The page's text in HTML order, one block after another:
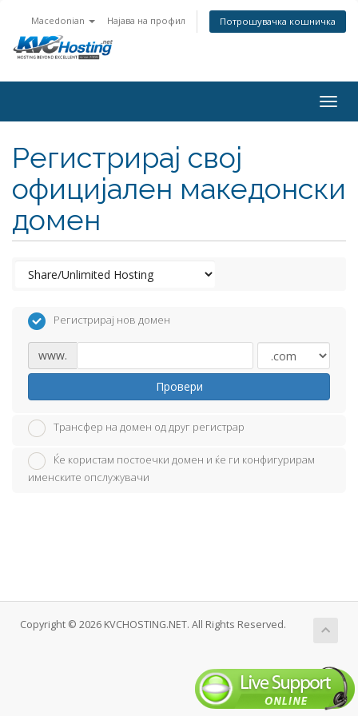
Macedonian Најава на профил Потрошувачка кошничка
Регистрирај свој
официјален македонски
домен
Регистрирај нов домен
www.
Провери
Трансфер на домен од друг регистрар
Ќе користам постоечки домен и ќе ги конфигурирам
именските опслужувачи
Copyright © 2026 KVCHOSTING.NET. All Rights Reserved.